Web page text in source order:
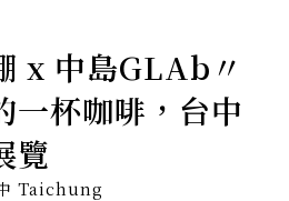
x 中島GLAb〃
一杯咖啡，台中
覽
Taichung